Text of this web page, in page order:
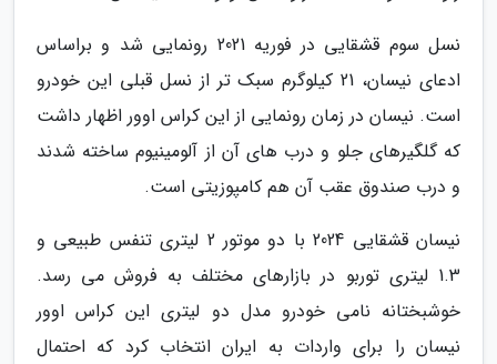
نسل سوم قشقایی در فوریه 2021 رونمایی شد و براساس
ادعای نیسان، 21 کیلوگرم سبک تر از نسل قبلی این خودرو
است. نیسان در زمان رونمایی از این کراس اوور اظهار داشت
که گلگیرهای جلو و درب های آن از آلومینیوم ساخته شدند
و درب صندوق عقب آن هم کامپوزیتی است.
نیسان قشقایی 2024 با دو موتور 2 لیتری تنفس طبیعی و
1.3 لیتری توربو در بازارهای مختلف به فروش می رسد.
خوشبختانه نامی خودرو مدل دو لیتری این کراس اوور
نیسان را برای واردات به ایران انتخاب کرد که احتمال